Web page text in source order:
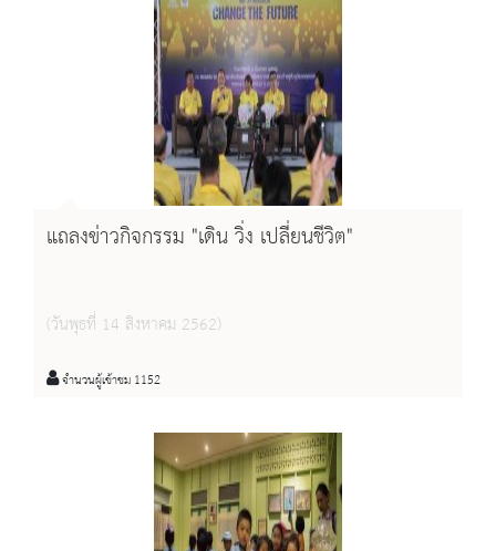
แถลงข่าวกิจกรรม "เดิน วิ่ง เปลี่ยนชีวิต"
(วันพุธที่ 14 สิงหาคม 2562)
จำนวนผู้เข้าชม 1152